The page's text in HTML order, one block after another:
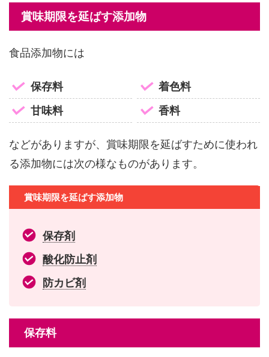
賞味期限を延ばす添加物
食品添加物には
保存料
甘味料
着色料
香料
などがありますが、賞味期限を延ばすために使われ
る添加物には次の様なものがあります。
賞味期限を延ばす添加物
保存剤
酸化防止剤
防カビ剤
保存料